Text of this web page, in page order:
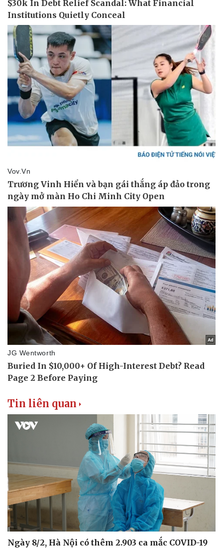
Vũ khí
Việt Nam
Phân tích
Tin liên quan
Ngày 8/2, Hà Nội có thêm 2.903 ca mắc COVID-19